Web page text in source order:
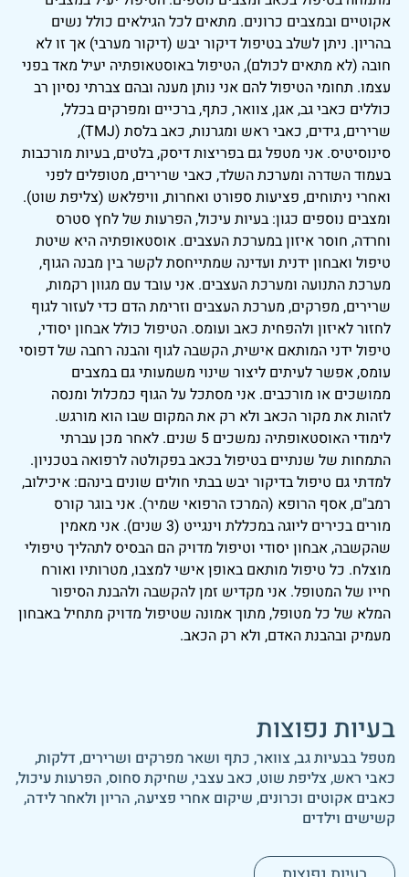
אקוטיים ובמצבים כרונים. מתאים לכל הגילאים כולל נשים
בהריון. ניתן לשלב בטיפול דיקור יבש (דיקור מערבי) אך זו לא
חובה (לא מתאים לכולם), הטיפול באוסטאופתיה יעיל מאד בפני
עצמו. תחומי הטיפול להם אני נותן מענה ובהם צברתי נסיון רב
כוללים כאבי גב, אגן, צוואר, כתף, ברכיים ומפרקים בכלל,
שרירים, גידים, כאבי ראש ומגרנות, כאב בלסת (TMJ),
סינוסיטיס. אני מטפל גם בפריצות דיסק, בלטים, בעיות מורכבות
בעמוד השדרה ומערכת השלד, כאבי שרירים, מטופלים לפני
ואחרי ניתוחים, פציעות ספורט ואחרות, וויפלאש (צליפת שוט).
ומצבים נוספים כגון: בעיות עיכול, הפרעות של לחץ סטרס
וחרדה, חוסר איזון במערכת העצבים. אוסטאופתיה היא שיטת
טיפול ואבחון ידנית ועדינה שמתייחסת לקשר בין מבנה הגוף,
מערכת התנועה ומערכת העצבים. אני עובד עם מגוון רקמות,
שרירים, מפרקים, מערכת העצבים וזרימת הדם כדי לעזור לגוף
לחזור לאיזון ולהפחית כאב ועומס. הטיפול כולל אבחון יסודי,
טיפול ידני המותאם אישית, הקשבה לגוף והבנה רחבה של דפוסי
עומס, אפשר לעיתים ליצור שינוי משמעותי גם במצבים
ממושכים או מורכבים. אני מסתכל על הגוף כמכלול ומנסה
לזהות את מקור הכאב ולא רק את המקום שבו הוא מורגש.
לימודי האוסטאופתיה נמשכים 5 שנים. לאחר מכן עברתי
התמחות של שנתיים בטיפול בכאב בפקולטה לרפואה בטכניון.
למדתי גם טיפול בדיקור יבש בבתי חולים שונים בינהם: איכילוב,
רמב"ם, אסף הרופא (המרכז הרפואי שמיר). אני בוגר קורס
מורים בכירים ליוגה במכללת וינגייט (3 שנים). אני מאמין
שהקשבה, אבחון יסודי וטיפול מדויק הם הבסיס לתהליך טיפולי
מוצלח. כל טיפול מותאם באופן אישי למצבו, מטרותיו ואורח
חייו של המטופל. אני מקדיש זמן להקשבה ולהבנת הסיפור
המלא של כל מטופל, מתוך אמונה שטיפול מדויק מתחיל באבחון
מעמיק ובהבנת האדם, ולא רק הכאב.
בעיות נפוצות
מטפל בבעיות גב, צוואר, כתף ושאר מפרקים ושרירים, דלקות,
כאבי ראש, צליפת שוט, כאב עצבי, שחיקת סחוס, הפרעות עיכול,
כאבים אקוטים וכרונים, שיקום אחרי פציעה, הריון ולאחר לידה,
קשישים וילדים